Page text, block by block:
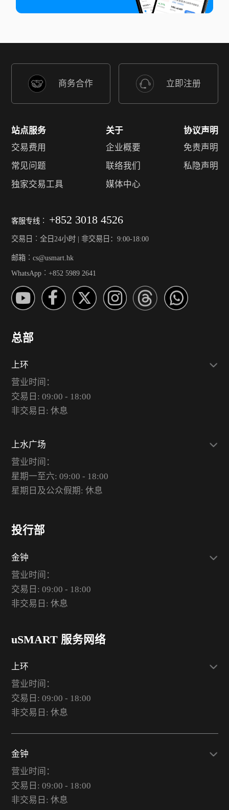
商务合作 立即注册
站点服务
交易费用
常见问题
独家交易工具
关于
企业概要
联络我们
媒体中心
协议声明
免责声明
私隐声明
客服专线︰ +852 3018 4526
交易日︰全日24小时 | 非交易日：9:00-18:00
邮箱︰cs@usmart.hk
WhatsApp︰+852 5989 2641
总部
上环
营业时间：
交易日: 09:00 - 18:00
非交易日: 休息
上水广场
营业时间：
星期一至六: 09:00 - 18:00
星期日及公众假期: 休息
投行部
金钟
营业时间：
交易日: 09:00 - 18:00
非交易日: 休息
uSMART 服务网络
上环
营业时间：
交易日: 09:00 - 18:00
非交易日: 休息
金钟
营业时间：
交易日: 09:00 - 18:00
非交易日: 休息